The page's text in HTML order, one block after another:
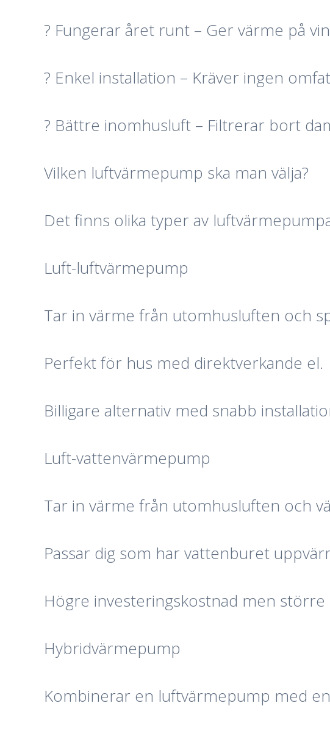
? Fungerar året runt – Ger värme på
? Enkel installation – Kräver ingen
? Bättre inomhusluft – Filtrerar bort
Vilken luftvärmepump ska man välja?
Det finns olika typer av
Luft-luftvärmepump
Tar in värme från utomhusluften och
Perfekt för hus med direktverkande el.
Billigare alternativ med snabb
Luft-vattenvärmepump
Tar in värme från utomhusluften och
Passar dig som har vattenburet
Högre investeringskostnad men större
Hybridvärmepump
Kombinerar en luftvärmepump med